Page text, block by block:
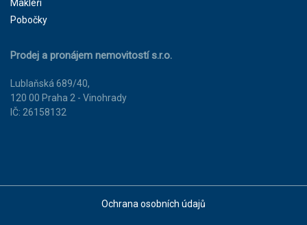
Makléři
Pobočky
Prodej a pronájem nemovitostí s.r.o.
Lublaňská 689/40,
120 00 Praha 2 - Vinohrady
IČ: 26158132
Ochrana osobních údajů